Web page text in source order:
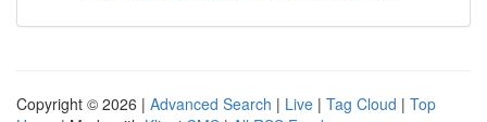
Copyright © 2026 | Advanced Search | Live | Tag Cloud | Top